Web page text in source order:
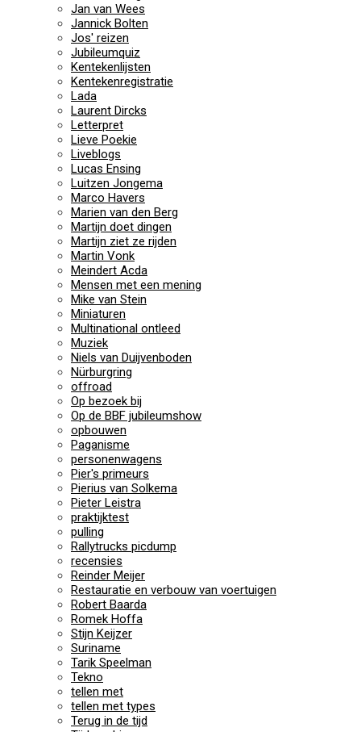
Jan van Wees
Jannick Bolten
Jos' reizen
Jubileumquiz
Kentekenlijsten
Kentekenregistratie
Lada
Laurent Dircks
Letterpret
Lieve Poekie
Liveblogs
Lucas Ensing
Luitzen Jongema
Marco Havers
Marien van den Berg
Martijn doet dingen
Martijn ziet ze rijden
Martin Vonk
Meindert Acda
Mensen met een mening
Mike van Stein
Miniaturen
Multinational ontleed
Muziek
Niels van Duijvenboden
Nürburgring
offroad
Op bezoek bij
Op de BBF jubileumshow
opbouwen
Paganisme
personenwagens
Pier's primeurs
Pierius van Solkema
Pieter Leistra
praktijktest
pulling
Rallytrucks picdump
recensies
Reinder Meijer
Restauratie en verbouw van voertuigen
Robert Baarda
Romek Hoffa
Stijn Keijzer
Suriname
Tarik Speelman
Tekno
tellen met
tellen met types
Terug in de tijd